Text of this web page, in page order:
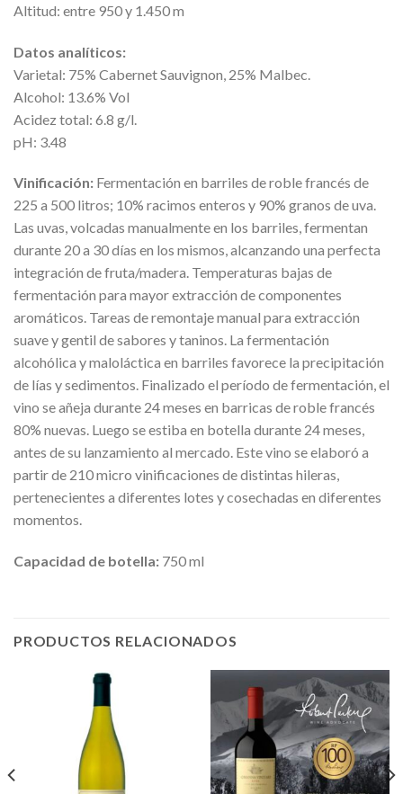
Altitud: entre 950 y 1.450 m
Datos analíticos:
Varietal: 75% Cabernet Sauvignon, 25% Malbec.
Alcohol: 13.6% Vol
Acidez total: 6.8 g/l.
pH: 3.48
Vinificación: Fermentación en barriles de roble francés de
225 a 500 litros; 10% racimos enteros y 90% granos de uva.
Las uvas, volcadas manualmente en los barriles, fermentan
durante 20 a 30 días en los mismos, alcanzando una perfecta
integración de fruta/madera. Temperaturas bajas de
fermentación para mayor extracción de componentes
aromáticos. Tareas de remontaje manual para extracción
suave y gentil de sabores y taninos. La fermentación
alcohólica y maloláctica en barriles favorece la precipitación
de lías y sedimentos. Finalizado el período de fermentación, el
vino se añeja durante 24 meses en barricas de roble francés
80% nuevas. Luego se estiba en botella durante 24 meses,
antes de su lanzamiento al mercado. Este vino se elaboró a
partir de 210 micro vinificaciones de distintas hileras,
pertenecientes a diferentes lotes y cosechadas en diferentes
momentos.
Capacidad de botella: 750 ml
PRODUCTOS RELACIONADOS